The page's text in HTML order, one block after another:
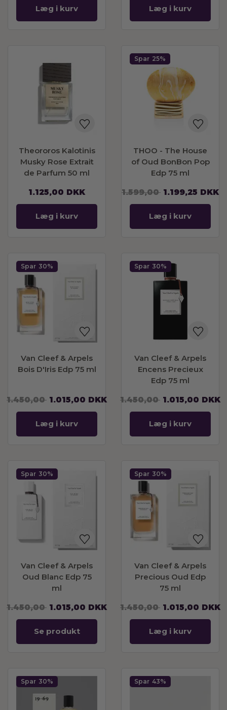
Læg i kurv Læg i kurv
Theororos Kalotinis
Musky Rose Extrait
de Parfum 50 ml
1.125,00 DKK
Læg i kurv
Spar 25%
THOO - The House
of Oud BonBon Pop
Edp 75 ml
1.599,00 1.199,25 DKK
Læg i kurv
Spar 30%
Van Cleef & Arpels
Bois D'Iris Edp 75 ml
1.450,00 1.015,00 DKK
Læg i kurv
Spar 30%
Van Cleef & Arpels
Encens Precieux
Edp 75 ml
1.450,00 1.015,00 DKK
Læg i kurv
Spar 30%
Van Cleef & Arpels
Oud Blanc Edp 75
ml
1.450,00 1.015,00 DKK
Se produkt
Spar 30%
Van Cleef & Arpels
Precious Oud Edp
75 ml
1.450,00 1.015,00 DKK
Læg i kurv
Spar 30% Spar 43%